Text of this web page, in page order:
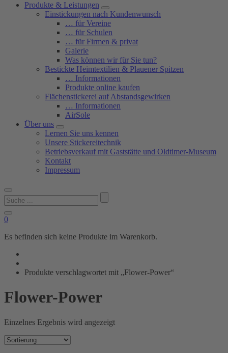
Produkte & Leistungen
Einstickungen nach Kundenwunsch
… für Vereine
… für Schulen
… für Firmen & privat
Galerie
Was können wir für Sie tun?
Bestickte Heimtextilien & Plauener Spitzen
… Informationen
Produkte online kaufen
Flächenstickerei auf Abstandsgewirken
… Informationen
AirSole
Über uns
Lernen Sie uns kennen
Unsere Stickereitechnik
Betriebsverkauf mit Gaststätte und Oldtimer-Museum
Kontakt
Impressum
Suchen
nach:
0
Es befinden sich keine Produkte im Warenkorb.
Produkte verschlagwortet mit „Flower-Power“
Flower-Power
Einzelnes Ergebnis wird angezeigt